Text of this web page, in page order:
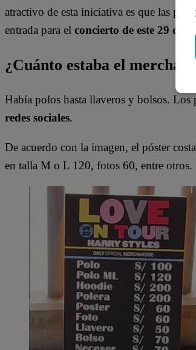
atractivo de esta iniciativa es que las
entrada para el concierto de este 29 de
¿Cuánto estaba el
Había polos hasta llaveros y bolsos.
redes sociales.
De acuerdo con la imagen, el póster
en talla M o L 120, fotos 60, entre otros.